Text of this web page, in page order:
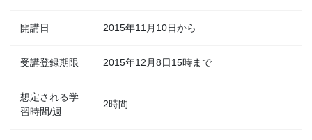
開講日 2015年11月10日から
受講登録期限 2015年12月8日15時まで
想定される学
習時間/週
2時間